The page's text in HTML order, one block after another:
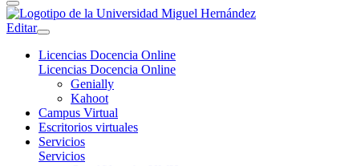
Editar
Licencias Docencia Online
Licencias Docencia Online
Genially
Kahoot
Campus Virtual
Escritorios virtuales
Servicios
Servicios